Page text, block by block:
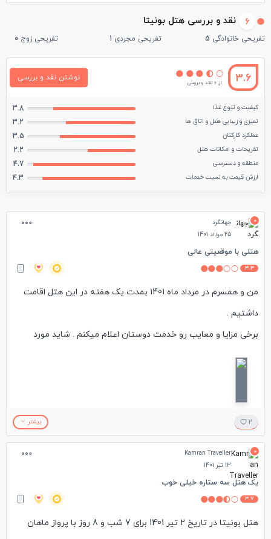
6 نقد و بررسی هتل بونیتا
تفریحی خانوادگی 5 تفریحی مجردی 1 تفریحی زوج 0
3.6 از 6 نقد و بررسی
نوشتن نقد و بررسی
کیفیت و تنوع غذا 3.8
تمیزی و زیبایی هتل و اتاق ها 3.2
عملکرد کارکنان 3.5
تفریحات و امکانات هتل 2.2
منطقه و دسترسی 4.7
ارزش قیمت به نسبت خدمات 4.3
0
جهانگرد
25 مرداد 1401
هتلی با موقعیتی عالی
3.3
من و همسرم در مرداد ماه 1401 بمدت یک هفته در این هتل اقامت
داشتیم .
برخی مزایا و معایب رو خدمت دوستان اعلام میکنم . شاید مورد
استفاده قرار بگیره :
ایستگاه اتوبوس خط 409 - چه از نظر نزدیکی به ساحل و دسترسی
بسیار راحت به ساحل با کمتر از 30 ثانیه پیاده روی )
هتلی با طبقات زیاد و شاید بشه گفت مرتفع ترین هتل این منطقه -
سالن صرف صبحانه و ناهار بزرگ و تمیز و دلباز هست - از پرسنل
برخورد نامناسبی دیده نشد ولی همانند تایلند و مالزی انتظار لبخند از
دوستان نداشته باشید .
2 بیشتر
0
Kamran Traveller
13 تیر 1401
یک هتل سه ستاره خیلی خوب
3.7
هتل بونیتا در تاریخ 2 تیر 1401 برای 7 شب و 8 روز با پرواز ماهان